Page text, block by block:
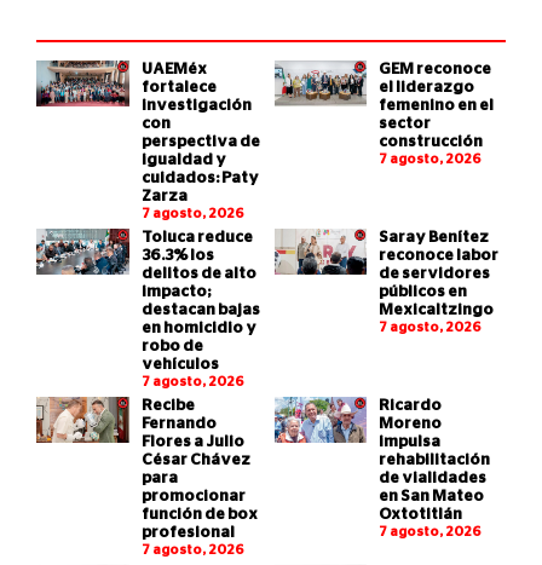
UAEMéx
fortalece
investigación
con
perspectiva de
igualdad y
cuidados: Paty
Zarza
7 agosto, 2026
GEM reconoce
el liderazgo
femenino en el
sector
construcción
7 agosto, 2026
Toluca reduce
36.3% los
delitos de alto
impacto;
destacan bajas
en homicidio y
robo de
vehículos
7 agosto, 2026
Saray Benítez
reconoce labor
de servidores
públicos en
Mexicaltzingo
7 agosto, 2026
Recibe
Fernando
Flores a Julio
César Chávez
para
promocionar
función de box
profesional
7 agosto, 2026
Ricardo
Moreno
impulsa
rehabilitación
de vialidades
en San Mateo
Oxtotitlán
7 agosto, 2026